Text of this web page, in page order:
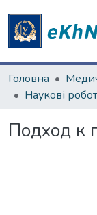
Головна
Подход к